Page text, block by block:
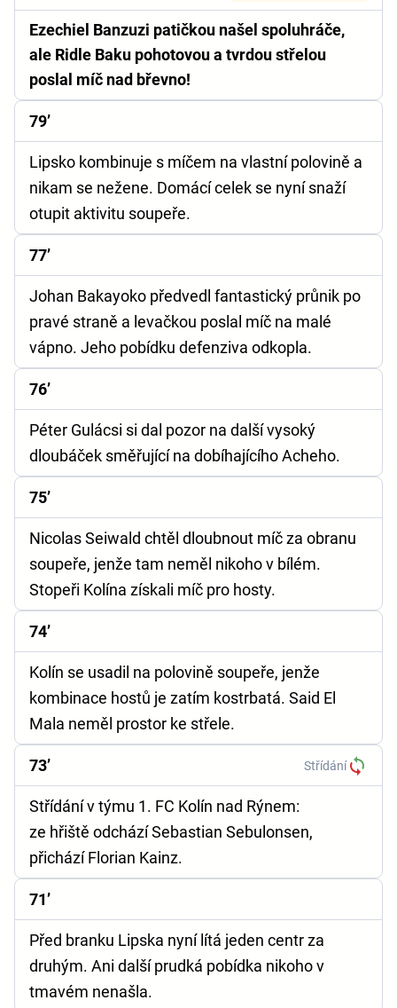
Ezechiel Banzuzi patičkou našel spoluhráče,
ale Ridle Baku pohotovou a tvrdou střelou
poslal míč nad břevno!
79’
Lipsko kombinuje s míčem na vlastní polovině a
nikam se nežene. Domácí celek se nyní snaží
otupit aktivitu soupeře.
77’
Johan Bakayoko předvedl fantastický průnik po
pravé straně a levačkou poslal míč na malé
vápno. Jeho pobídku defenziva odkopla.
76’
Péter Gulácsi si dal pozor na další vysoký
dloubáček směřující na dobíhajícího Acheho.
75’
Nicolas Seiwald chtěl dloubnout míč za obranu
soupeře, jenže tam neměl nikoho v bílém.
Stopeři Kolína získali míč pro hosty.
74’
Kolín se usadil na polovině soupeře, jenže
kombinace hostů je zatím kostrbatá. Said El
Mala neměl prostor ke střele.
73’ Střídání
Střídání v týmu 1. FC Kolín nad Rýnem:
ze hřiště odchází Sebastian Sebulonsen,
přichází Florian Kainz.
71’
Před branku Lipska nyní lítá jeden centr za
druhým. Ani další prudká pobídka nikoho v
tmavém nenašla.